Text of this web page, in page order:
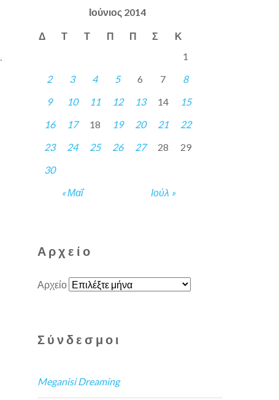
Ιούνιος 2014
Δ Τ Τ Π Π Σ Κ
« Μαΐ Ιούλ »
1
2
3 4 5 6 7
8
9
10 11 12 13 14
15
16
17 18 19 20 21
22
23
24 25 26 27 28
29
30
Αρχείο
Αρχείο
Σύνδεσμοι
Meganisi Dreaming